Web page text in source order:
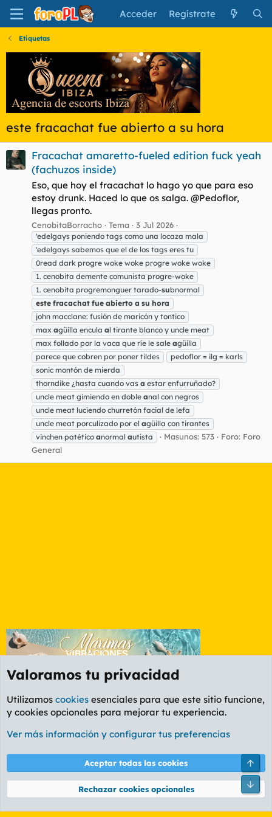
Acceder Regístrate
Etiquetas
este fracachat fue abierto a su hora
Fracachat amaretto-fueled edition fuck yeah
(fachuzos inside)
Eso, que hoy el fracachat lo hago yo que para eso
estoy drunk. Haced lo que os salga. @Pedoflor,
llegas pronto.
CenobitaBorracho Tema 3 Jul 2026
'edelgays poniendo tags como una locaza mala
'edelgays sabemos que el de los tags eres tu
0read dark progre woke woke progre woke woke
1. cenobita demente comunista progre-woke
1. cenobita progremonguer tarado-subnormal
este fracachat fue abierto a su hora
john macclane: fusión de maricón y tontico
max agüilla encula al tirante blanco y uncle meat
max follado por la vaca que ríe le sale agüilla
parece que cobren por poner tildes
pedoflor = ilg = karls
sonic montón de mierda
thorndike ¿hasta cuando vas a estar enfurruñado?
uncle meat gimiendo en doble anal con negros
uncle meat luciendo churretón facial de lefa
uncle meat porculizado por el agüilla con tirantes
vinchen patético anormal autista Masunos: 573 Foro: Foro
General
Etiquetas
Cookies
PL OLDSTYLE AMARILLO
Términos y reglas Política de privacidad Ayuda
Community platform by XenForo® © 2010-2026 XenForo Ltd.
Valoramos tu privacidad
Utilizamos cookies esenciales para que este sitio funcione,
y cookies opcionales para mejorar tu experiencia.
Ver más información y configurar tus preferencias
Aceptar todas las cookies
Rechazar cookies opcionales
Pie